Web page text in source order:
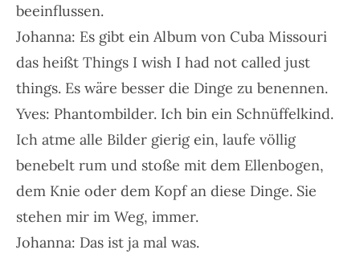
beeinflussen.
Johanna: Es gibt ein Album von Cuba Missouri
das heißt Things I wish I had not called just
things. Es wäre besser die Dinge zu benennen.
Yves: Phantombilder. Ich bin ein Schnüffelkind.
Ich atme alle Bilder gierig ein, laufe völlig
benebelt rum und stoße mit dem Ellenbogen,
dem Knie oder dem Kopf an diese Dinge. Sie
stehen mir im Weg, immer.
Johanna: Das ist ja mal was.